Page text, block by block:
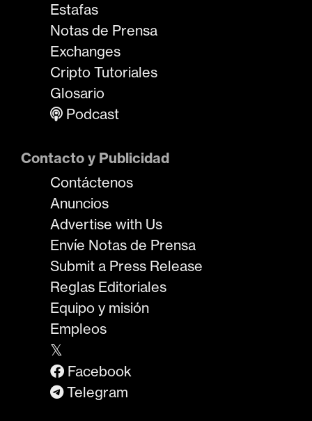
Estafas
Notas de Prensa
Exchanges
Cripto Tutoriales
Glosario
Podcast
Contacto y Publicidad
Contáctenos
Anuncios
Advertise with Us
Envíe Notas de Prensa
Submit a Press Release
Reglas Editoriales
Equipo y misión
Empleos
𝕏
Facebook
Telegram